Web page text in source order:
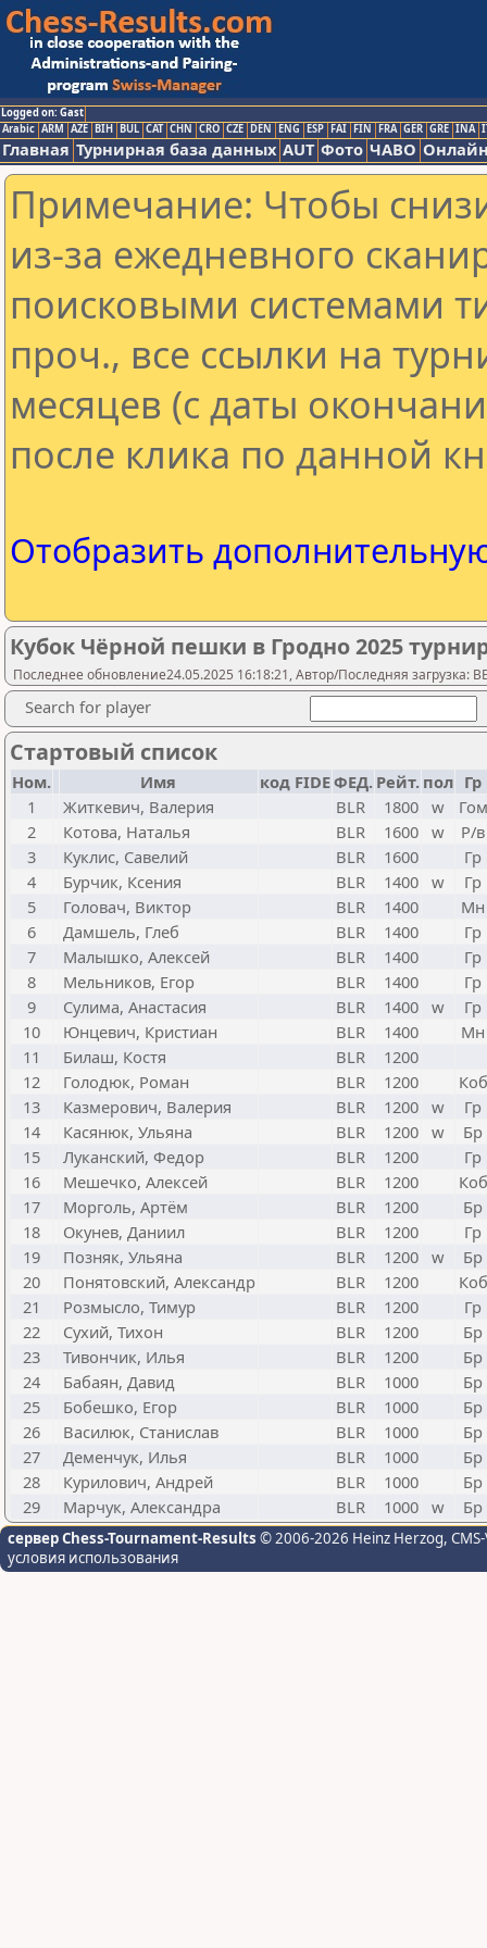
Logged on: Gast
Arabic ARM AZE BIH BUL CAT CHN CRO CZE DEN ENG ESP FAI FIN FRA GER GRE INA
Главная Турнирная база данных AUT Фото ЧАВО
Примечание: Чтобы
из-за ежедневного
поисковыми системами
проч., все ссылки на
месяцев (с даты
после клика по данной
Отобразить
Кубок Чёрной пешки в Гродно 2025
Последнее обновление24.05.2025 16:18:21, Автор/Последняя загрузка:
Search for player
Стартовый список
Ном. Имя код FIDEФЕД. Рейт. пол Гр
1
Житкевич, Валерия BLR 1800 w
Гом
2
Котова, Наталья BLR 1600 w
Р/в
3
Куклис, Савелий BLR 1600
Гр
4
Бурчик, Ксения BLR 1400 w
Гр
5
Головач, Виктор BLR 1400
Мн
6
Дамшель, Глеб BLR 1400
Гр
7
Малышко, Алексей BLR 1400
Гр
8
Мельников, Егор BLR 1400
Гр
9
Сулима, Анастасия BLR 1400 w
Гр
10
Юнцевич, Кристиан BLR 1400
Мн
11
Билаш, Костя BLR
1200
12
Голодюк, Роман BLR 1200
Коб
13
Казмерович, Валерия BLR 1200 w
Гр
14
Касянюк, Ульяна BLR 1200 w
Бр
15
Луканский, Федор BLR 1200
Гр
16
Мешечко, Алексей BLR 1200
Коб
17
Морголь, Артём BLR 1200
Бр
18
Окунев, Даниил BLR 1200
Гр
19
Позняк, Ульяна BLR 1200 w
Бр
20
Понятовский, Александр BLR 1200
Коб
21
Розмысло, Тимур BLR 1200
Гр
22
Сухий, Тихон BLR 1200
Бр
23
Тивончик, Илья BLR 1200
Бр
24
Бабаян, Давид BLR 1000
Бр
25
Бобешко, Егор BLR 1000
Бр
26
Василюк, Станислав BLR 1000
Бр
27
Деменчук, Илья BLR 1000
Бр
28
Курилович, Андрей BLR 1000
Бр
29
Марчук, Александра BLR 1000 w Бр
сервер Chess-Tournament-Results © 2006-2026 Heinz Herzog,
условия использования